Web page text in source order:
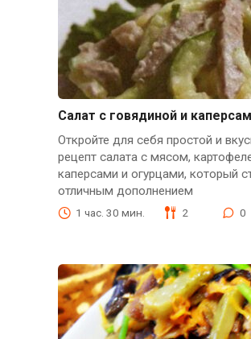
Салат с говядиной и
Откройте для себя простой и
рецепт салата с мясом,
каперсами и огурцами, который
отличным дополнением
1 час. 30 мин. 2 0